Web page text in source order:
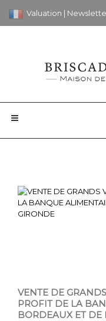
Valuation |
VENTE DE
PROFIT DE LA
BORDEAUX ET DE